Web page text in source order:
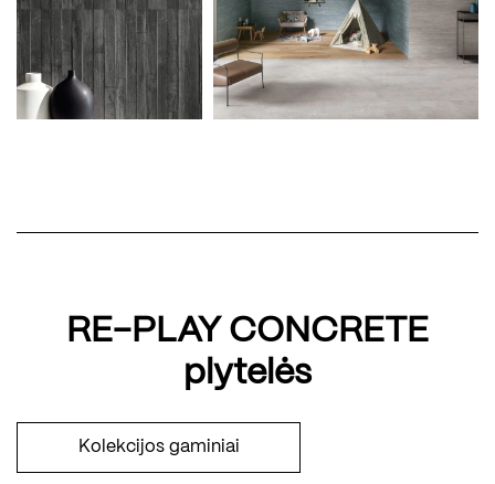
RE-PLAY CONCRETE
plytelės
Kolekcijos gaminiai